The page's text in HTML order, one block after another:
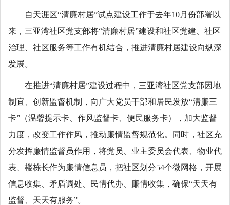
自天涯区“清廉村居”试点建设工作于去年10月份部署以
来，三亚湾社区党支部将“清廉村居”建设和社区党建、社区
治理、社区服务等工作有机结合，推进清廉村居建设向纵深
发展。
在推进“清廉村居”建设过程中，三亚湾社区党支部因地
制宜、创新监督机制，向广大党员干部和居民发放“清廉三
卡”（温馨提示卡、作风监督卡、便民服务卡），加大监督
力度，改变工作作风，推动廉情监督规范化。同时，社区充
分发挥廉情监督员作用，将党员、业主委员会代表、物业代
表、楼栋长作为廉情信息员，把社区划分54个微网格，开展
信息收集、矛盾调处、民情代办、廉情收集，确保“天天有
监督、天天有服务”。